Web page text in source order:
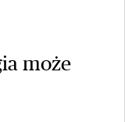
może